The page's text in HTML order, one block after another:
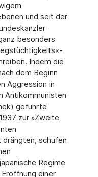
und seit der
besonders
Indem die
dem Beginn
Aggression in
Antikommunisten
geführte
zur »Zweite
drängten, schufen
Regime
einer